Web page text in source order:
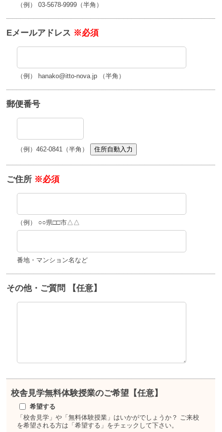
（例） 03-5678-9999（半角）
Eメールアドレス ※必須
（例） hanako@itto-nova.jp （半角）
郵便番号
（例）462-0841（半角） 住所自動入力
ご住所 ※必須
（例） ○○県□□市△△
番地・マンション名など
その他・ご質問 【任意】
校舎見学無料体験授業のご希望【任意】
希望する
「校舎見学」や「無料体験授業」はいかがでしょうか？ ご来校
を希望される方は「希望する」をチェックして下さい。